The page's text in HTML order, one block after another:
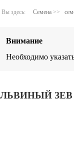
Вы здесь: Семена >>
Внимание
Необходимо
ЛЬВИНЫЙ ЗЕВ